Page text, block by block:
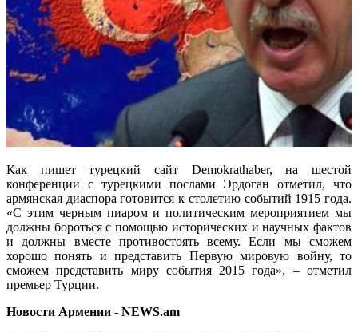
Как пишет турецкий сайт Demokrathaber, на шестой
конференции с турецкими послами Эрдоган отметил, что
армянская диаспора готовится к столетию событий 1915 года.
«С этим черным пиаром и политическим мероприятием мы
должны бороться с помощью исторических и научных фактов
и должны вместе противостоять всему. Если мы сможем
хорошо понять и представить Первую мировую войну, то
сможем представить миру события 2015 года», – отметил
премьер Турции.
Новости Армении - NEWS.am